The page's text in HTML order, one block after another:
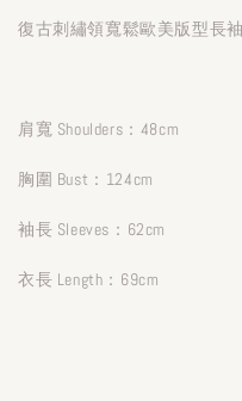
復古刺繡領寬鬆歐美版型長
肩寬 Shoulders：48cm
胸圍 Bust：124cm
袖長 Sleeves：62cm
衣長 Length：69cm